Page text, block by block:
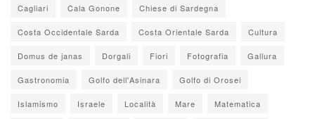
Cagliari Cala Gonone Chiese di Sardegna
Costa Occidentale Sarda Costa Orientale Sarda Cultura
Domus de janas Dorgali Fiori Fotografia Gallura
Gastronomia Golfo dell'Asinara Golfo di Orosei
Islamismo Israele Località Mare Matematica